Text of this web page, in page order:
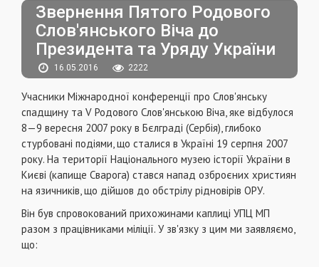
Звернення Пятого Родового
Слов'янського Віча до
Президента та Уряду України
16.05.2016 2222
Учасники Міжнародної конференції про Слов'янську
спадщину та V Родового Слов'янсь­кою Віча, яке відбулося
8—9 вересня 2007 року в Бєлграді (Сербія), глибоко
стурбовані подіями, що сталися в Україні 19 серпня 2007
року. На те­риторії Національного музею історії України в
Києві (капище Сварога) стався напад озброєних християн
на язичників, що дійшов до обстрілу рідновірів ОРУ.
Він був спровокований прихожи­нами каплиці УПЦ МП
разом з працівниками мі­ліції. У зв'язку з цим ми заявляємо,
що: